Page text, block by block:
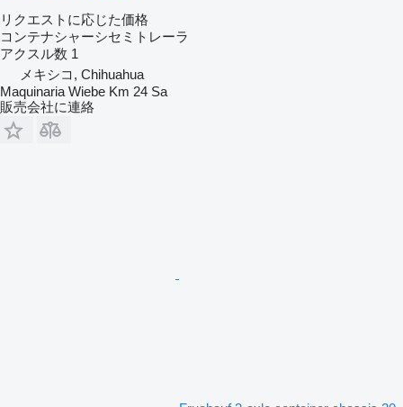
リクエストに応じた価格
コンテナシャーシセミトレーラ
アクスル数 1
メキシコ, Chihuahua
Maquinaria Wiebe Km 24 Sa
販売会社に連絡